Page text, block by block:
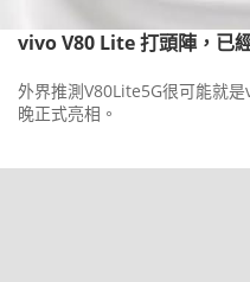
vivo V80 Lite 打頭陣，已
外界推測V80Lite5G很可能就
晚正式亮相。